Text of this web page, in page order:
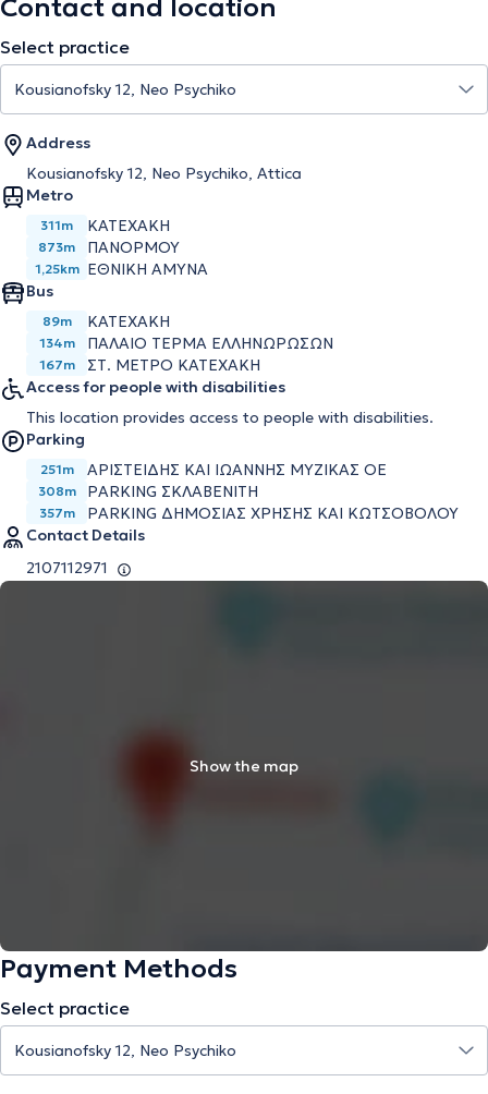
Contact and location
Select practice
Address
Kousianofsky 12, Neo Psychiko, Attica
Metro
311m ΚΑΤΕΧΑΚΗ
873m ΠΑΝΟΡΜΟΥ
1,25km ΕΘΝΙΚΗ ΑΜΥΝΑ
Bus
89m ΚΑΤΕΧΑΚΗ
134m ΠΑΛΑΙΟ ΤΕΡΜΑ ΕΛΛΗΝΩΡΩΣΩΝ
167m
ΣΤ. ΜΕΤΡΟ ΚΑΤΕΧΑΚΗ
Access for people with disabilities
This location provides access to people with disabilities.
Parking
251m ΑΡΙΣΤΕΙΔΗΣ ΚΑΙ ΙΩΑΝΝΗΣ ΜΥΖΙΚΑΣ ΟΕ
308m PARKING ΣΚΛΑΒΕΝΙΤΗ
357m
PARKING ΔΗΜΟΣΙΑΣ ΧΡΗΣΗΣ ΚΑΙ ΚΩΤΣΟΒΟΛΟΥ
Contact Details
2107112971
Show the map
Payment Methods
Select practice